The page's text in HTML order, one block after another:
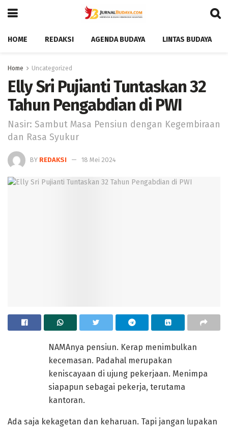
HOME REDAKSI AGENDA BUDAYA LINTAS BUDAYA
Home Uncategorized
Elly Sri Pujianti Tuntaskan 32
Tahun Pengabdian di PWI
Nasir: Sambut Masa Pensiun dengan Kegembiraan
dan Rasa Syukur
BY REDAKSI 18 Mei 2024
NAMAnya pensiun. Kerap menimbulkan
kecemasan. Padahal merupakan
keniscayaan di ujung pekerjaan. Menimpa
siapapun sebagai pekerja, terutama
kantoran.
Ada saja kekagetan dan keharuan. Tapi jangan lupakan